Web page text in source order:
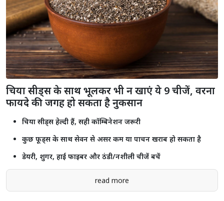
चिया सीड्स के साथ भूलकर भी न खाएं ये 9 चीजें, वरना
फायदे की जगह हो सकता है नुकसान
चिया सीड्स हेल्दी हैं, सही कॉम्बिनेशन जरूरी
कुछ फूड्स के साथ सेवन से असर कम या पाचन खराब हो सकता है
डेयरी, शुगर, हाई फाइबर और ठंडी/नशीली चीजें बचें
read more